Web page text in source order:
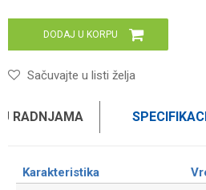
DODAJ U KORPU
Sačuvajte u listi želja
RADNJAMA
Karakteristika